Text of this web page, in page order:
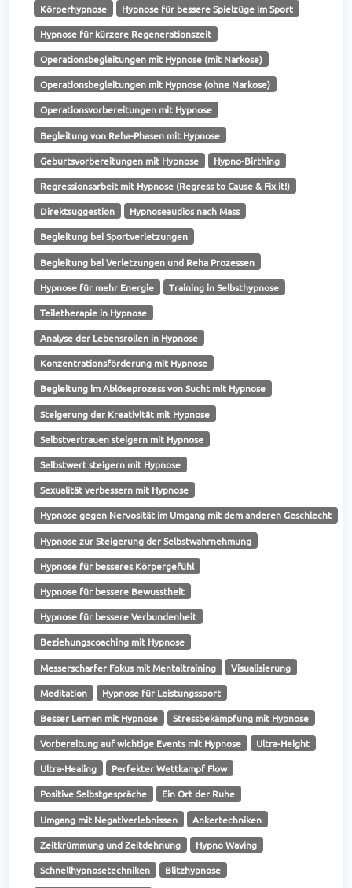
Körperhypnose Hypnose für bessere Spielzüge im Sport
Hypnose für kürzere Regenerationszeit
Operationsbegleitungen mit Hypnose (mit Narkose)
Operationsbegleitungen mit Hypnose (ohne Narkose)
Operationsvorbereitungen mit Hypnose
Begleitung von Reha-Phasen mit Hypnose
Geburtsvorbereitungen mit Hypnose Hypno-Birthing
Regressionsarbeit mit Hypnose (Regress to Cause & Fix it!)
Direktsuggestion Hypnoseaudios nach Mass
Begleitung bei Sportverletzungen
Begleitung bei Verletzungen und Reha Prozessen
Hypnose für mehr Energie Training in Selbsthypnose
Teiletherapie in Hypnose
Analyse der Lebensrollen in Hypnose
Konzentrationsförderung mit Hypnose
Begleitung im Ablöseprozess von Sucht mit Hypnose
Steigerung der Kreativität mit Hypnose
Selbstvertrauen steigern mit Hypnose
Selbstwert steigern mit Hypnose
Sexualität verbessern mit Hypnose
Hypnose gegen Nervosität im Umgang mit dem anderen Geschlecht
Hypnose zur Steigerung der Selbstwahrnehmung
Hypnose für besseres Körpergefühl
Hypnose für bessere Bewusstheit
Hypnose für bessere Verbundenheit
Beziehungscoaching mit Hypnose
Messerscharfer Fokus mit Mentaltraining Visualisierung
Meditation Hypnose für Leistungssport
Besser Lernen mit Hypnose Stressbekämpfung mit Hypnose
Vorbereitung auf wichtige Events mit Hypnose Ultra-Height
Ultra-Healing Perfekter Wettkampf Flow
Positive Selbstgespräche Ein Ort der Ruhe
Umgang mit Negativerlebnissen Ankertechniken
Zeitkrümmung und Zeitdehnung Hypno Waving
Schnellhypnosetechniken Blitzhypnose